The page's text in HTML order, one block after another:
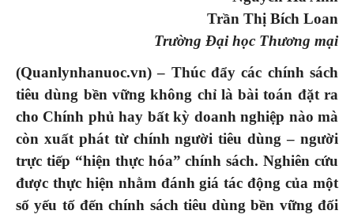
Trần Thị Bích Loan
Trường Đại học Thương mại
(Quanlynhanuoc.vn) – Thúc đẩy các chính sách
tiêu dùng bền vững không chỉ là bài toán đặt ra
cho Chính phủ hay bất kỳ doanh nghiệp nào mà
còn xuất phát từ chính người tiêu dùng – người
trực tiếp “hiện thực hóa” chính sách. Nghiên cứu
được thực hiện nhằm đánh giá tác động của một
số yếu tố đến chính sách tiêu dùng bền vững đối